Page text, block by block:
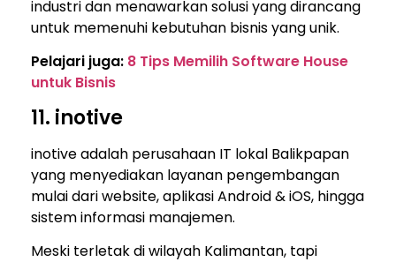
industri dan menawarkan solusi yang dirancang
untuk memenuhi kebutuhan bisnis yang unik.
Pelajari juga: 8 Tips Memilih Software House
untuk Bisnis
11. inotive
inotive adalah perusahaan IT lokal Balikpapan
yang menyediakan layanan pengembangan
mulai dari website, aplikasi Android & iOS, hingga
sistem informasi manajemen.
Meski terletak di wilayah Kalimantan, tapi